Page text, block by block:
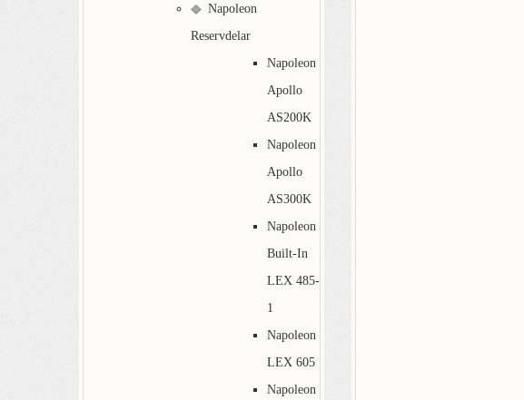
Napoleon
Reservdelar
Napoleon
Apollo
AS200K
Napoleon
Apollo
AS300K
Napoleon
Built-In
LEX 485-
1
Napoleon
LEX 605
Napoleon